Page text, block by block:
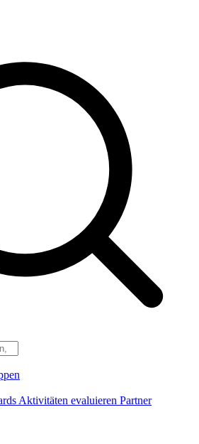
Aktivitäten evaluieren Partner